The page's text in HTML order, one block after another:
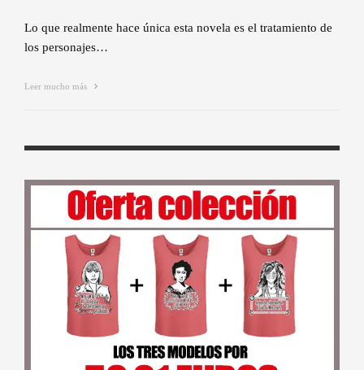
Lo que realmente hace única esta novela es el tratamiento de
los personajes…
Leer mucho más